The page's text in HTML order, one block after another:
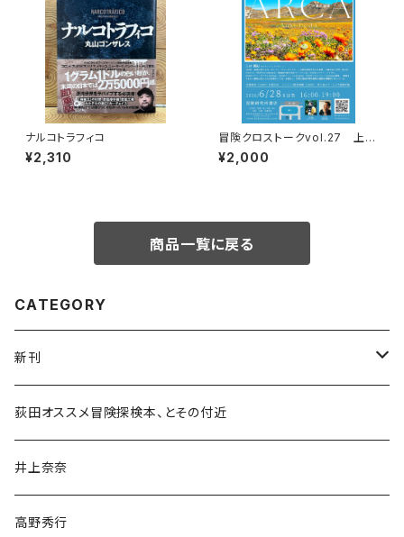
ナルコトラフィコ
¥2,310
冒険クロストークvol.27 上田
優紀「この星の物語を撮る」録画
視聴権
¥2,000
商品一覧に戻る
CATEGORY
新刊
和書
文学・小説・物語
随筆・ノンフィクション・その他
荻田オススメ冒険探検本、とその付近
井上奈奈
高野秀行